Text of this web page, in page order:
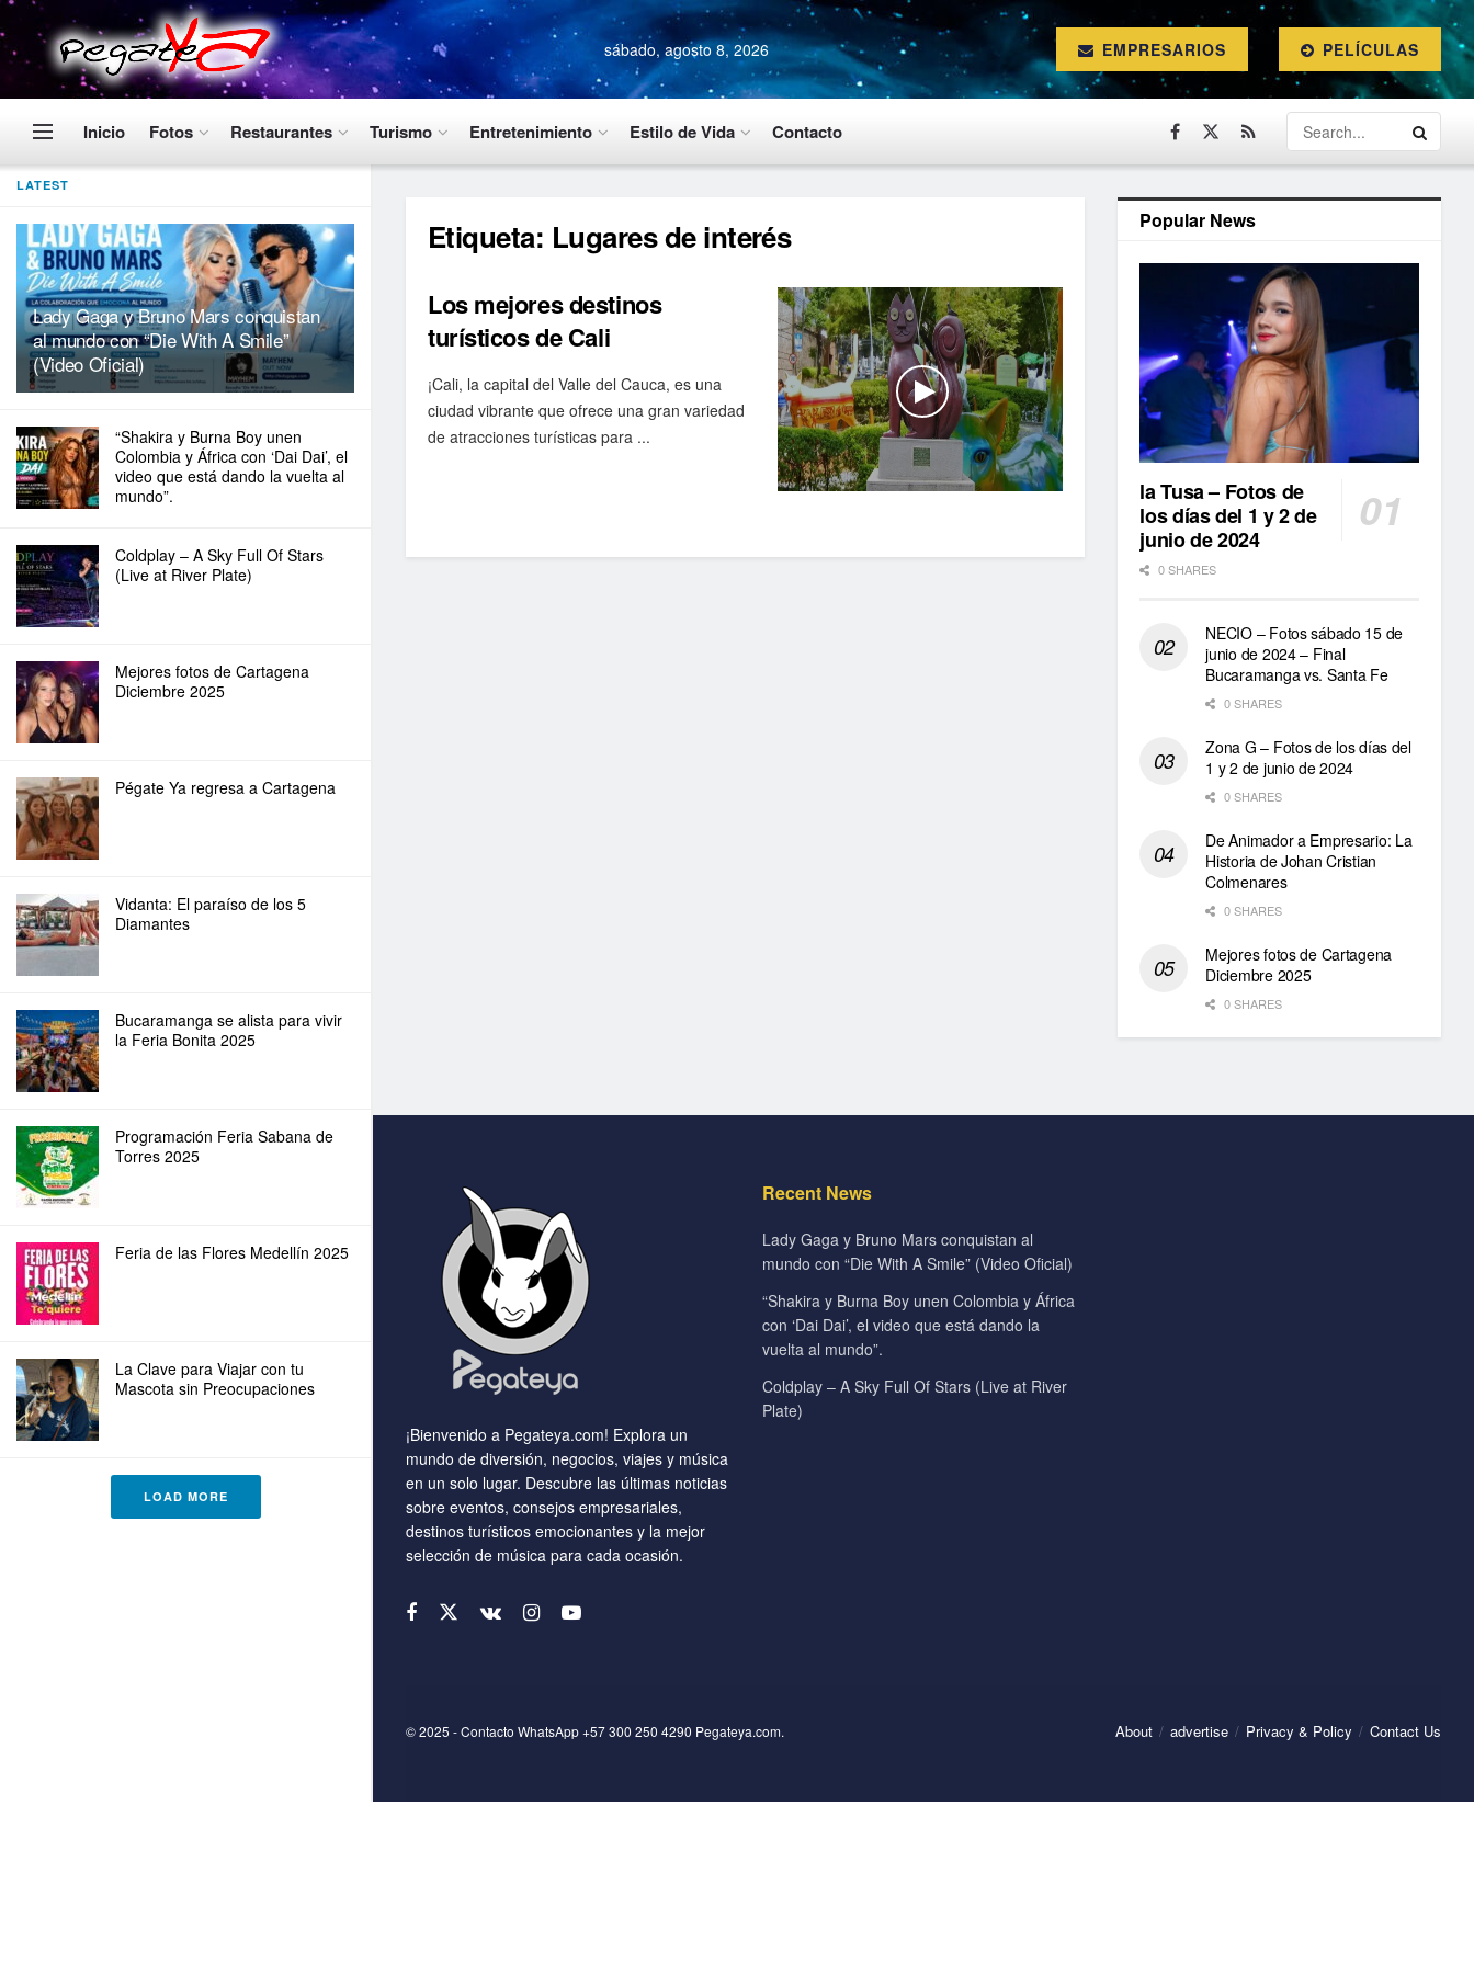
LATEST
Lady Gaga y Bruno Mars conquistan
al mundo con “Die With A Smile”
(Video Oficial)
“Shakira y Burna Boy unen
Colombia y África con ‘Dai Dai’, el
video que está dando la vuelta al
mundo”.
Coldplay – A Sky Full Of Stars
(Live at River Plate)
Mejores fotos de Cartagena
Diciembre 2025
Pégate Ya regresa a Cartagena
Vidanta: El paraíso de los 5
Diamantes
Bucaramanga se alista para vivir
la Feria Bonita 2025
Programación Feria Sabana de
Torres 2025
Feria de las Flores Medellín 2025
La Clave para Viajar con tu
Mascota sin Preocupaciones
LOAD MORE
sábado, agosto 8, 2026 EMPRESARIOS PELÍCULAS
Inicio Fotos Restaurantes Turismo Entretenimiento Estilo de Vida Contacto
Etiqueta: Lugares de interés
Los mejores destinos
turísticos de Cali
¡Cali, la capital del Valle del Cauca, es una
ciudad vibrante que ofrece una gran variedad
de atracciones turísticas para ...
Popular News
la Tusa – Fotos de
los días del 1 y 2 de
junio de 2024
0 SHARES
NECIO – Fotos sábado 15 de
junio de 2024 – Final
Bucaramanga vs. Santa Fe
0 SHARES
Zona G – Fotos de los días del
1 y 2 de junio de 2024
0 SHARES
De Animador a Empresario: La
Historia de Johan Cristian
Colmenares
0 SHARES
Mejores fotos de Cartagena
Diciembre 2025
0 SHARES
¡Bienvenido a Pegateya.com! Explora un
mundo de diversión, negocios, viajes y música
en un solo lugar. Descubre las últimas noticias
sobre eventos, consejos empresariales,
destinos turísticos emocionantes y la mejor
selección de música para cada ocasión.
Recent News
Lady Gaga y Bruno Mars conquistan al
mundo con “Die With A Smile” (Video Oficial)
“Shakira y Burna Boy unen Colombia y África
con ‘Dai Dai’, el video que está dando la
vuelta al mundo”.
Coldplay – A Sky Full Of Stars (Live at River
Plate)
About advertise Privacy & Policy Contact Us
© 2025 - Contacto WhatsApp +57 300 250 4290 Pegateya.com.